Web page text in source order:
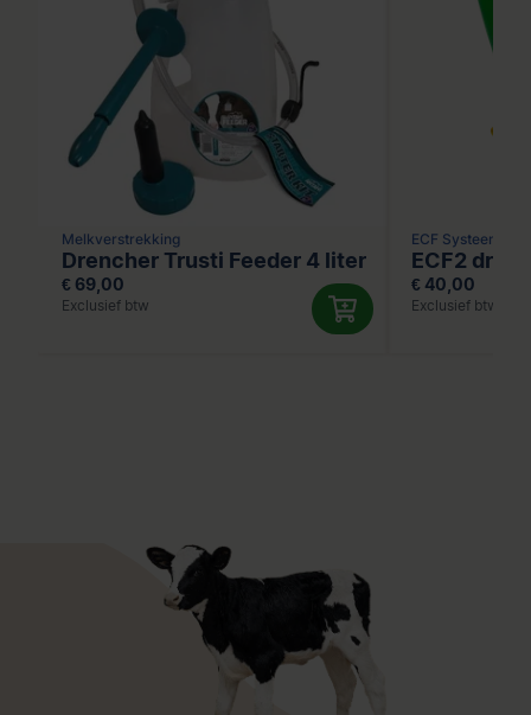
Melkverstrekking
Drencher Trusti Feeder 4 liter
€ 69,00
Exclusief btw
ECF Systeem
ECF2
€ 40,00
Exclusief btw